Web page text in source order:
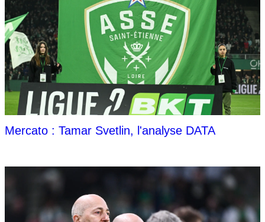
Mercato : Tamar Svetlin, l'analyse DATA